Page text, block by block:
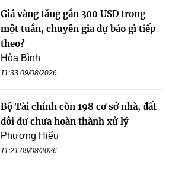
Giá vàng tăng gần 300 USD trong
một tuần, chuyên gia dự báo gì tiếp
theo?
Hòa Bình
11:33 09/08/2026
Bộ Tài chính còn 198 cơ sở nhà, đất
dôi dư chưa hoàn thành xử lý
Phương Hiếu
11:21 09/08/2026